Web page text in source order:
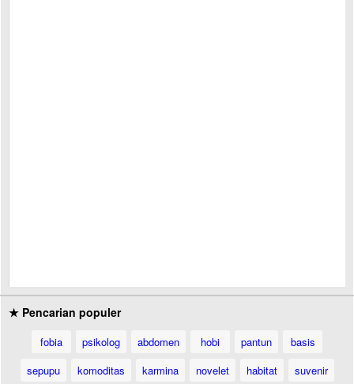
★ Pencarian populer
fobia psikolog abdomen hobi pantun
basis
sepupu
komoditas karmina novelet habitat
suvenir